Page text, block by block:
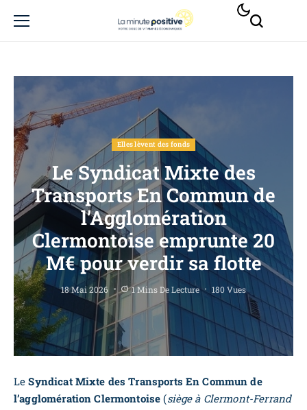
Elles lèvent des fonds
Le Syndicat Mixte des
Transports En Commun de
l’Agglomération
Clermontoise emprunte 20
M€ pour verdir sa flotte
18 Mai 2026 1 Mins De Lecture 180 Vues
Le Syndicat Mixte des Transports En Commun de
l’agglomération Clermontoise (siège à Clermont-Ferrand